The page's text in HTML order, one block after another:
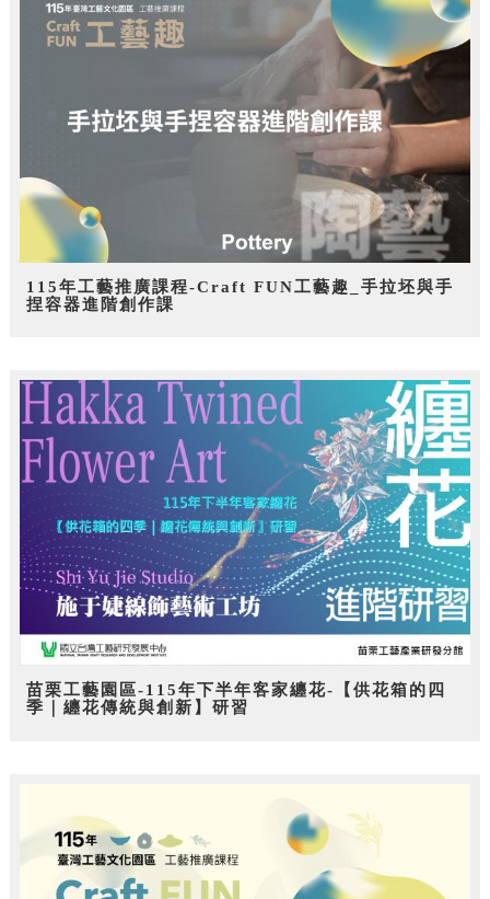
115年工藝推廣課程-Craft FUN工藝趣_手拉坯與手
捏容器進階創作課
苗栗工藝園區-115年下半年客家纏花-【供花箱的四
季｜纏花傳統與創新】研習